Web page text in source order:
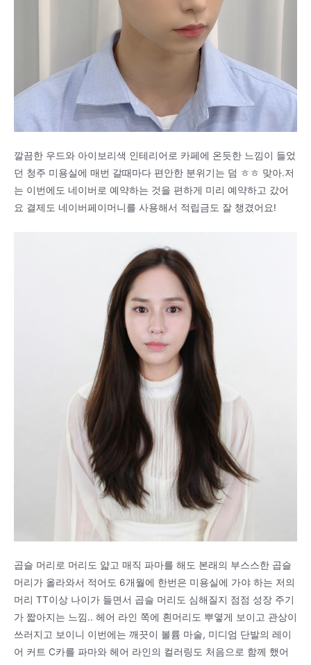
깔끔한 우드와 아이보리색 인테리어로 카페에 온듯한 느낌이 들었
던 청주 미용실에 매번 갈때마다 편안한 분위기는 덤 ㅎㅎ 맞아.저
는 이번에도 네이버로 예약하는 것을 편하게 미리 예약하고 갔어
요 결제도 네이버페이머니를 사용해서 적립금도 잘 챙겼어요!
곱슬 머리로 머리도 얇고 매직 파마를 해도 본래의 부스스한 곱슬
머리가 올라와서 적어도 6개월에 한번은 미용실에 가야 하는 저의
머리 TT이상 나이가 들면서 곱슬 머리도 심해질지 점점 성장 주기
가 짧아지는 느낌.. 헤어 라인 쪽에 흰머리도 뿌옇게 보이고 관상이
쓰러지고 보이니 이번에는 깨끗이 볼륨 마술, 미디엄 단발의 레이
어 커트 C카를 파마와 헤어 라인의 컬러링도 처음으로 함께 했어